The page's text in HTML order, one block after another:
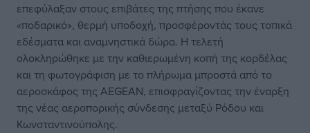
επεφύλαξαν στους επιβάτες της πτήσης που έκανε
«ποδαρικό», θερμή υποδοχή, προσφέροντάς τους τοπικά
εδέσματα και αναμνηστικά δώρα. Η τελετή
ολοκληρώθηκε με την καθιερωμένη κοπή της κορδέλας
και τη φωτογράφιση με το πλήρωμα μπροστά από το
αεροσκάφος της AEGEAN, επισφραγίζοντας την έναρξη
της νέας αεροπορικής σύνδεσης μεταξύ Ρόδου και
Κωνσταντινούπολης.